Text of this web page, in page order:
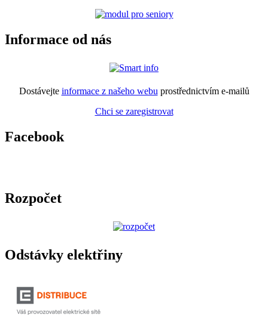
Informace od nás
Dostávejte informace z našeho webu prostřednictvím e-mailů
Chci se zaregistrovat
Facebook
Rozpočet
Odstávky elektřiny